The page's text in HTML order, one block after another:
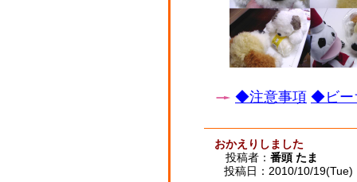
◆注意事項 ◆ビー
おかえりしました
投稿者： 番頭 たま
投稿日：2010/10/